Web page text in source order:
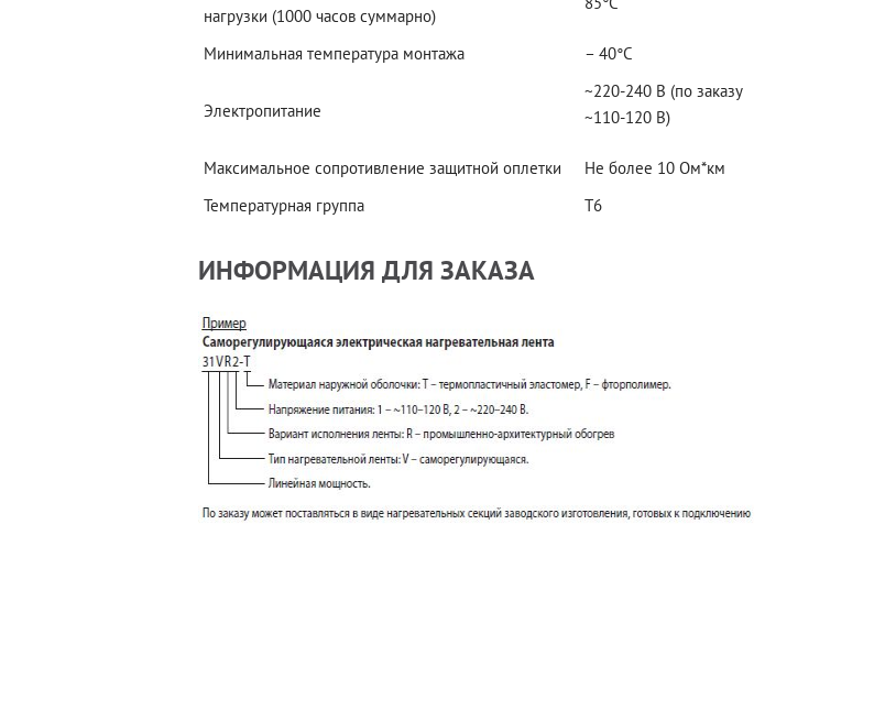
нагрузки (1000 часов суммарно)
Минимальная температура монтажа – 40°С
Электропитание
~220-240 В (по заказу
~110-120 В)
Максимальное сопротивление защитной оплетки
Не более 10 Ом*км
Температурная группа
Т6
ИНФОРМАЦИЯ ДЛЯ ЗАКАЗА